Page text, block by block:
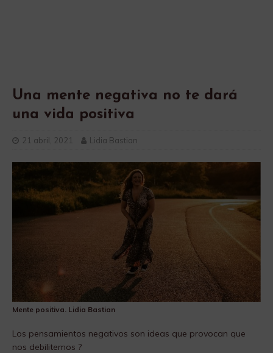
Una mente negativa no te dará
una vida positiva
21 abril, 2021 Lidia Bastian
Mente positiva. Lidia Bastian
Los pensamientos negativos son ideas que provocan que
nos debilitemos ?